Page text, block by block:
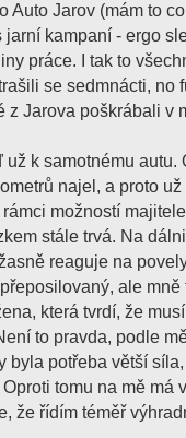
Auto Jarov (mám to
jarní kampaní - ergo
práce. I tak to
se sedmnácti, no
z Jarova poškrábali v
už k samotnému autu.
najel, a proto
rámci možností
stále trvá. Na
reaguje na
ale
která tvrdí, že
to pravda, podle
byla potřeba větší
tomu na mě má
že řídím téměř